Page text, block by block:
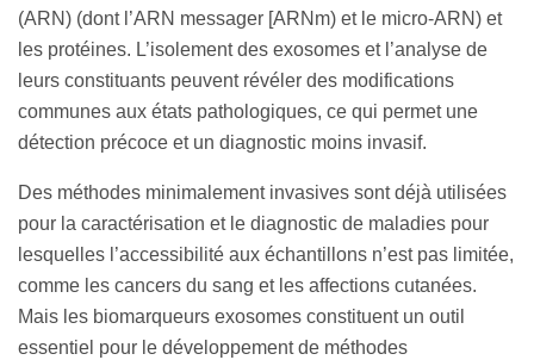
(ARN) (dont l’ARN messager [ARNm) et le micro-ARN) et
les protéines. L’isolement des exosomes et l’analyse de
leurs constituants peuvent révéler des modifications
communes aux états pathologiques, ce qui permet une
détection précoce et un diagnostic moins invasif.
Des méthodes minimalement invasives sont déjà utilisées
pour la caractérisation et le diagnostic de maladies pour
lesquelles l’accessibilité aux échantillons n’est pas limitée,
comme les cancers du sang et les affections cutanées.
Mais les biomarqueurs exosomes constituent un outil
essentiel pour le développement de méthodes